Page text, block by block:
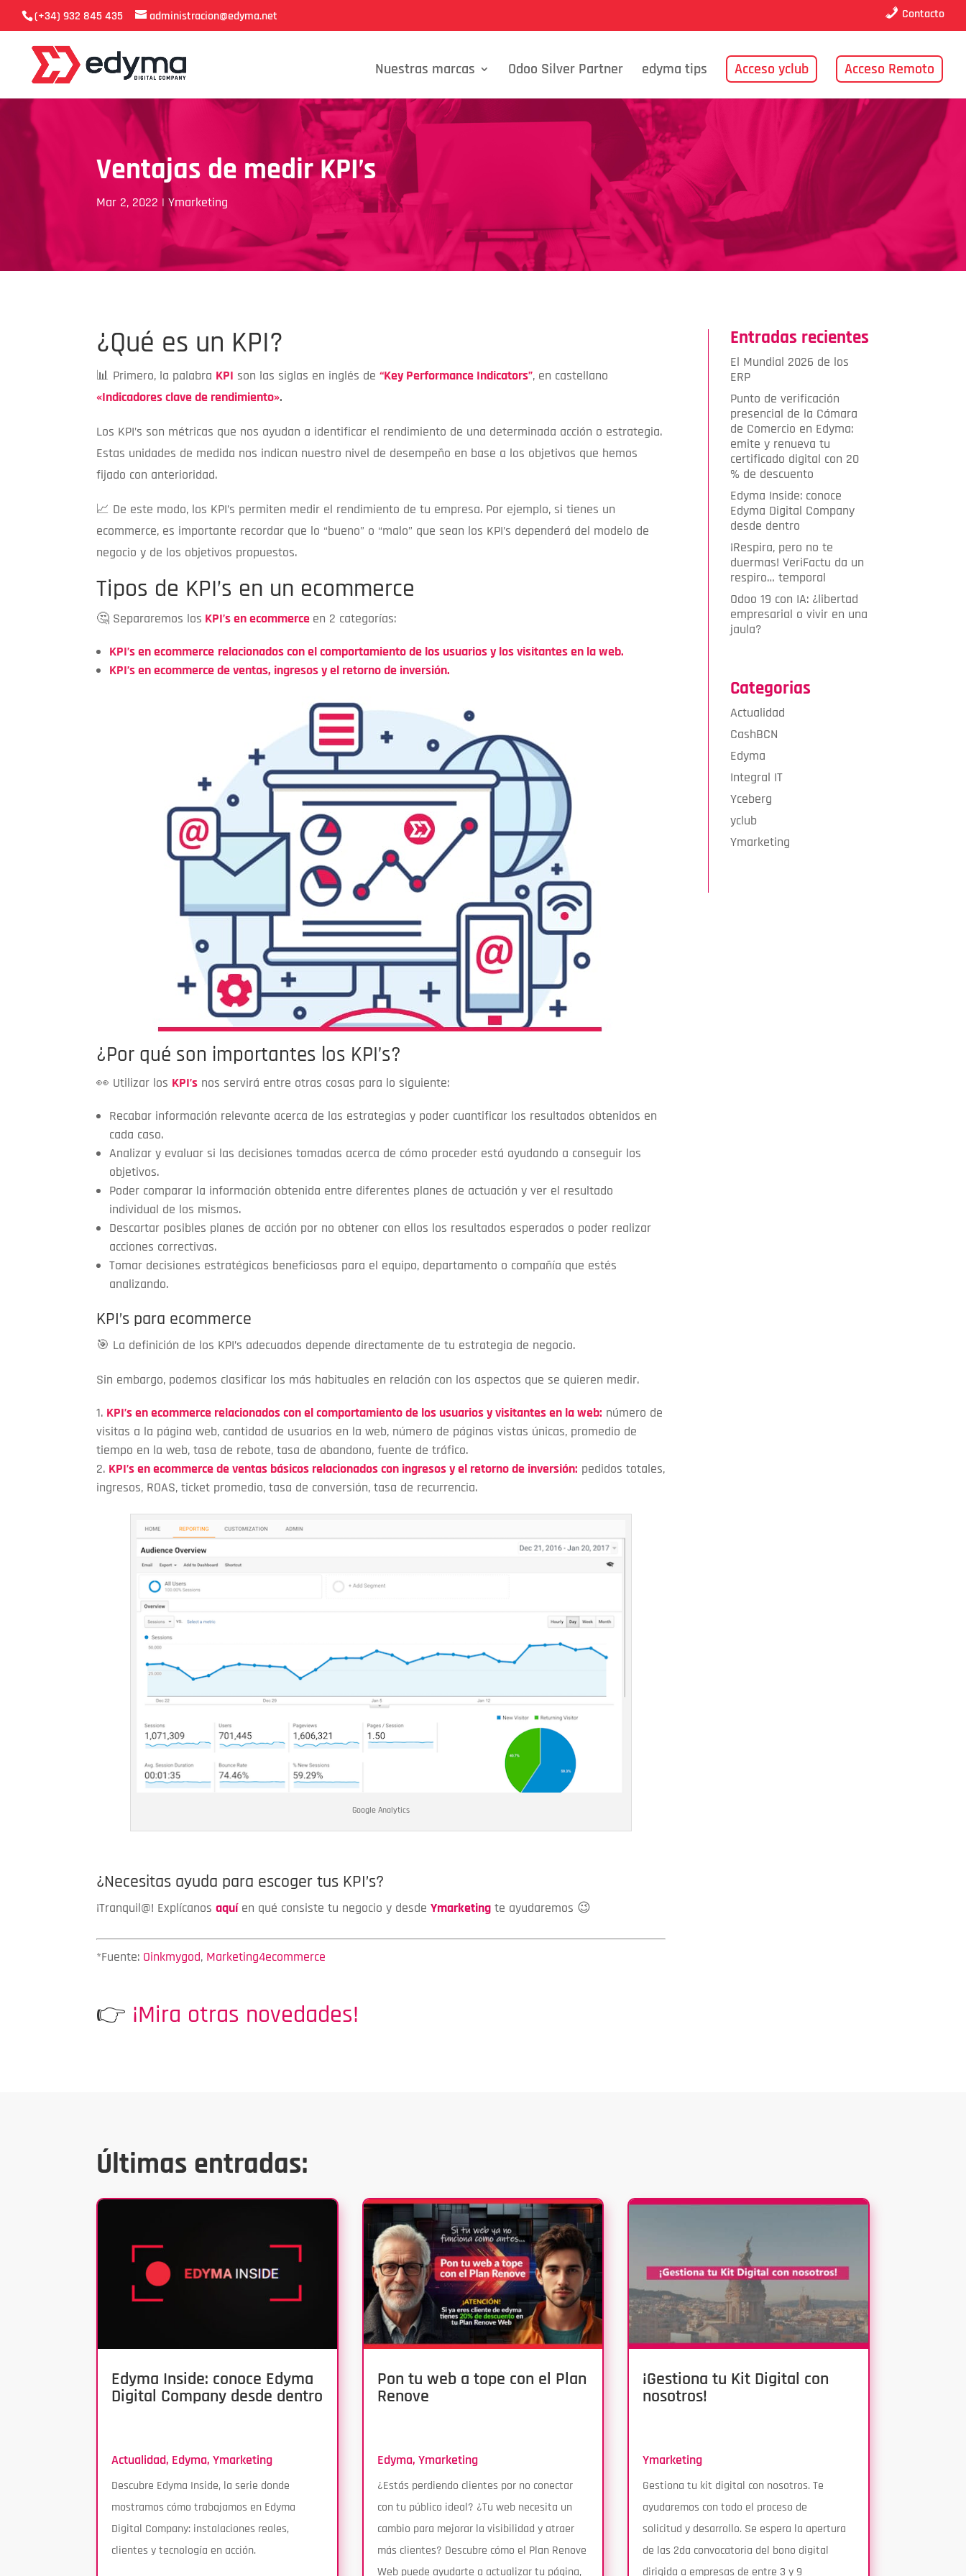
(+34) 932 845 435 administracion@edyma.net Contacto
Nuestras marcas Odoo Silver Partner edyma tips Acceso yclub Acceso Remoto
Ventajas de medir KPI’s
Mar 2, 2022 |Ymarketing
¿Qué es un KPI?
📊 Primero, la palabra KPI son las siglas en inglés de“Key Performance Indicators”, en castellano
«Indicadores clave de rendimiento».
Los KPI’s son métricas que nos ayudan a identificar el rendimiento de una determinada acción o estrategia.
Estas unidades de medida nos indican nuestro nivel de desempeño en base a los objetivos que hemos
fijado con anterioridad.
📈 De este modo, los KPI’s permiten medir el rendimiento de tu empresa. Por ejemplo, si tienes un
ecommerce, es importante recordar que lo “bueno” o “malo” que sean los KPI’s dependerá del modelo de
negocio y de los objetivos propuestos.
Tipos de KPI’s en un ecommerce
🤔 Separaremos los KPI’s en ecommerce en 2 categorías:
KPI’s en ecommerce relacionados con el comportamiento de los usuarios y los visitantes en la web.
KPI’s en ecommerce de ventas, ingresos y el retorno de inversión.
¿Por qué son importantes los KPI’s?
👀 Utilizar los KPI’s nos servirá entre otras cosas para lo siguiente:
Recabar información relevante acerca de las estrategias y poder cuantificar los resultados obtenidos en
cada caso.
Analizar y evaluar si las decisiones tomadas acerca de cómo proceder está ayudando a conseguir los
objetivos.
Poder comparar la información obtenida entre diferentes planes de actuación y ver el resultado
individual de los mismos.
Descartar posibles planes de acción por no obtener con ellos los resultados esperados o poder realizar
acciones correctivas.
Tomar decisiones estratégicas beneficiosas para el equipo, departamento o compañía que estés
analizando.
KPI’s para ecommerce
🎯 La definición de los KPI’s adecuados depende directamente de tu estrategia de negocio.
Sin embargo, podemos clasificar los más habituales en relación con los aspectos que se quieren medir.
KPI’s en ecommerce relacionados con el comportamiento de los usuarios y visitantes en la web: número de
visitas a la página web, cantidad de usuarios en la web, número de páginas vistas únicas, promedio de
tiempo en la web, tasa de rebote, tasa de abandono, fuente de tráfico.
KPI’s en ecommerce de ventas básicos relacionados con ingresos y el retorno de inversión: pedidos totales,
ingresos, ROAS, ticket promedio, tasa de conversión, tasa de recurrencia.
Google Analytics
¿Necesitas ayuda para escoger tus KPI’s?
¡Tranquil@! Explícanos aquíen qué consiste tu negocio y desdeYmarketing te ayudaremos 😉
*Fuente: Oinkmygod, Marketing4ecommerce
👉 ¡Mira otras novedades!
Entradas recientes
El Mundial 2026 de los
ERP
Punto de verificación
presencial de la Cámara
de Comercio en Edyma:
emite y renueva tu
certificado digital con 20
% de descuento
Edyma Inside: conoce
Edyma Digital Company
desde dentro
¡Respira, pero no te
duermas! VeriFactu da un
respiro… temporal
Odoo 19 con IA: ¿libertad
empresarial o vivir en una
jaula?
Categorias
Actualidad
CashBCN
Edyma
Integral IT
Yceberg
yclub
Ymarketing
Últimas entradas:
Edyma Inside: conoce Edyma
Digital Company desde dentro
Actualidad, Edyma,Ymarketing
Descubre Edyma Inside, la serie donde
mostramos cómo trabajamos en Edyma
Digital Company: instalaciones reales,
clientes y tecnología en acción.
Pon tu web a tope con el Plan
Renove
Edyma, Ymarketing
¿Estás perdiendo clientes por no conectar
con tu público ideal? ¿Tu web necesita un
cambio para mejorar la visibilidad y atraer
más clientes? Descubre cómo el Plan Renove
Web puede ayudarte a actualizar tu página,
¡Gestiona tu Kit Digital con
nosotros!
Ymarketing
Gestiona tu kit digital con nosotros. Te
ayudaremos con todo el proceso de
solicitud y desarrollo. Se espera la apertura
de las 2da convocatoria del bono digital
dirigida a empresas de entre 3 y 9